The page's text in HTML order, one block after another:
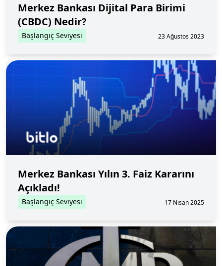
Merkez Bankası Dijital Para Birimi
(CBDC) Nedir?
Başlangıç Seviyesi 23 Ağustos 2023
Merkez Bankası Yılın 3. Faiz Kararını
Açıkladı!
Başlangıç Seviyesi 17 Nisan 2025